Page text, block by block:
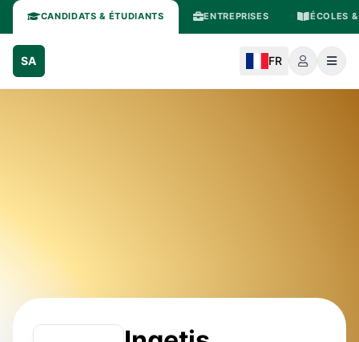
CANDIDATS & ÉTUDIANTS ENTREPRISES ÉCOLES
SA FR